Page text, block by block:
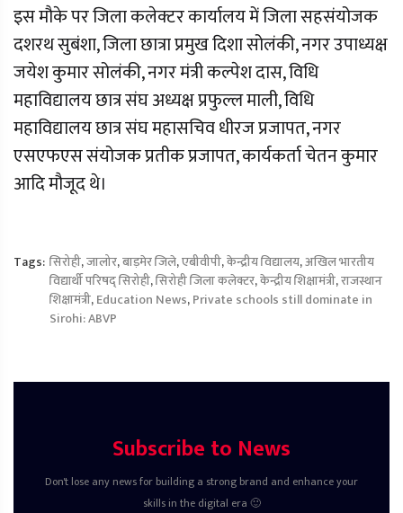
इस मौके पर जिला कलेक्टर कार्यालय में जिला सहसंयोजक
दशरथ सुबंशा, जिला छात्रा प्रमुख दिशा सोलंकी, नगर उपाध्यक्ष
जयेश कुमार सोलंकी, नगर मंत्री कल्पेश दास, विधि
महाविद्यालय छात्र संघ अध्यक्ष प्रफुल्ल माली, विधि
महाविद्यालय छात्र संघ महासचिव धीरज प्रजापत, नगर
एसएफएस संयोजक प्रतीक प्रजापत, कार्यकर्ता चेतन कुमार
आदि मौजूद थे।
Tags: सिरोही,जालोर,बाड़मेर जिले,एबीवीपी,केन्द्रीय विद्यालय,अखिल भारतीय
विद्यार्थी परिषद् सिरोही,सिरोही जिला कलेक्टर,केन्द्रीय शिक्षामंत्री,राजस्थान
शिक्षामंत्री,Education News,Private schools still dominate in
Sirohi: ABVP
Subscribe to News
Don't lose any news for building a strong brand and enhance your
skills in the digital era 🙂